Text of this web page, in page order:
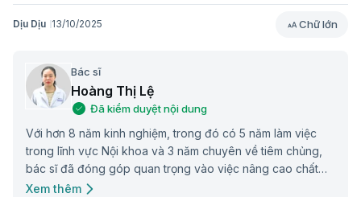
Dịu Dịu 13/10/2025 Chữ lớn
Bác sĩ
Hoàng Thị Lệ
Đã kiểm duyệt nội dung
Với hơn 8 năm kinh nghiệm, trong đó có 5 năm làm việc
trong lĩnh vực Nội khoa và 3 năm chuyên về tiêm chủng,
bác sĩ đã đóng góp quan trọng vào việc nâng cao chất
lượng chăm sóc sức khỏe cộng đồng.
Xem thêm